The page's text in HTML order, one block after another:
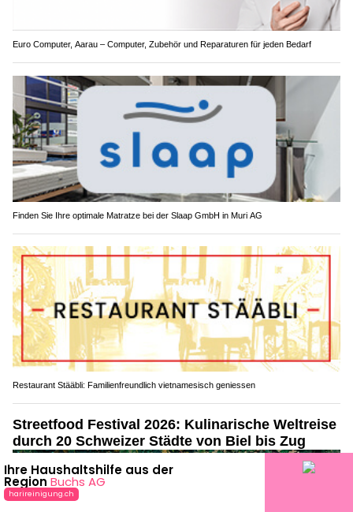
Euro Computer, Aarau – Computer, Zubehör und Reparaturen für jeden Bedarf
Finden Sie Ihre optimale Matratze bei der Slaap GmbH in Muri AG
Restaurant Stääbli: Familienfreundlich vietnamesisch geniessen
Streetfood Festival 2026: Kulinarische Weltreise
durch 20 Schweizer Städte von Biel bis Zug